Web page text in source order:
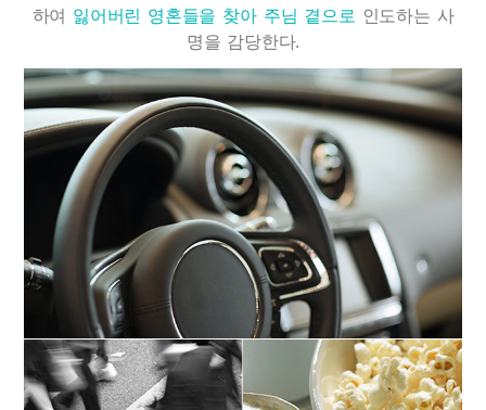
하여 잃어버린 영혼들을 찾아 주님 곁으로 인도하는 사
명을 감당한다.